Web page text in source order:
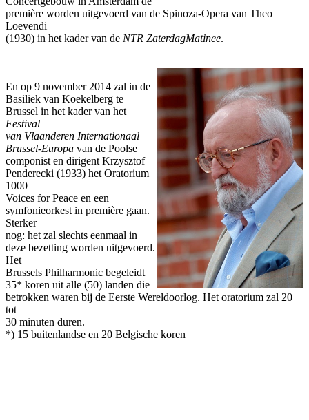
première worden uitgevoerd van de Spinoza-Opera van Theo
Loevendi
(1930) in het kader van de NTR ZaterdagMatinee.
En op 9 november 2014 zal in de
Basiliek van Koekelberg te
Brussel in het kader van het
Festival
van Vlaanderen Internationaal
Brussel-Europa van de Poolse
componist en dirigent Krzysztof
Penderecki (1933) het Oratorium
1000
Voices for Peace en een
symfonieorkest in première gaan.
Sterker
nog: het zal slechts eenmaal in
deze bezetting worden uitgevoerd.
Het
Brussels Philharmonic begeleidt
35* koren uit alle (50) landen die
betrokken waren bij de Eerste Wereldoorlog. Het oratorium zal 20
tot
30 minuten duren.
*) 15 buitenlandse en 20 Belgische koren